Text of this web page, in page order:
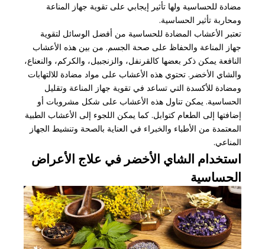
مضادة للحساسية ولها تأثير إيجابي على تقوية جهاز المناعة
ومحاربة تأثير الحساسية.
تعتبر الأعشاب المضادة للحساسية من أفضل الوسائل لتقوية
جهاز المناعة والحفاظ على صحة الجسم. من بين هذه الأعشاب
النافعة يمكن ذكر بعضها كالقرنفل، والزنجبيل، والكركم، والنعناع،
والشاي الأخضر. تحتوي هذه الأعشاب على مواد مضادة للالتهابات
ومضادة للأكسدة التي تساعد في تقوية جهاز المناعة وتقليل
الحساسية. يمكن تناول هذه الأعشاب على شكل مشروبات أو
إضافتها إلى الطعام كتوابل. كما يمكن اللجوء إلى الأعشاب الطبية
المعتمدة من الأطباء والخبراء في العناية بالصحة وتنشيط الجهاز
المناعي.
استخدام الشاي الأخضر في علاج الأعراض
الحساسية